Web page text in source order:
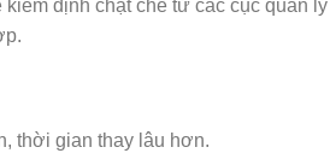
định chặt chẽ từ các cục quản lý
thời gian thay lâu hơn.